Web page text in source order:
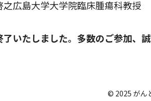
之広島大学大学院臨床腫瘍科教授
いたしました。多数のご参加、
© 2025 がん